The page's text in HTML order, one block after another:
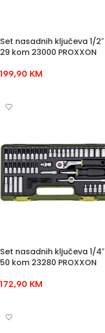
Set nasadnih ključeva 1/2″
29 kom 23000 PROXXON
199,90 KM
Set nasadnih ključeva 1/4″
50 kom 23280 PROXXON
172,90 KM